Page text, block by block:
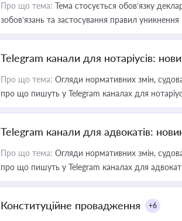
Про що тема: Тема стосується обов’язку
зобов’язань та застосування правил
Telegram канали для нотаріусів:
Про що тема: Огляди нормативних змін,
про що пишуть у Telegram каналах для
Telegram канали для адвокатів:
Про що тема: Огляди нормативних змін,
про що пишуть у Telegram каналах для
Конституційне провадження +6